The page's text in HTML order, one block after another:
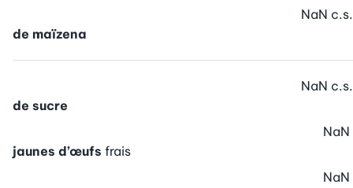
de maïzena
NaN c.s.
de sucre
NaN c.s.
jaunes d’œufs frais
NaN
NaN